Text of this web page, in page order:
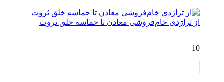
از تراژدی خام‌فروشی معادن تا حماسه خلق ثروت
10